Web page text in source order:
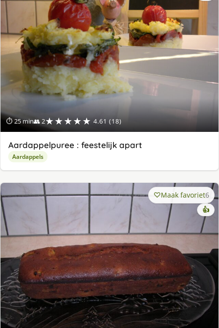
⏱ 25 min👥 2★★★★★ 4.61 (18)
Aardappelpuree : feestelijk apart
Aardappels
Maak favoriet6
👍